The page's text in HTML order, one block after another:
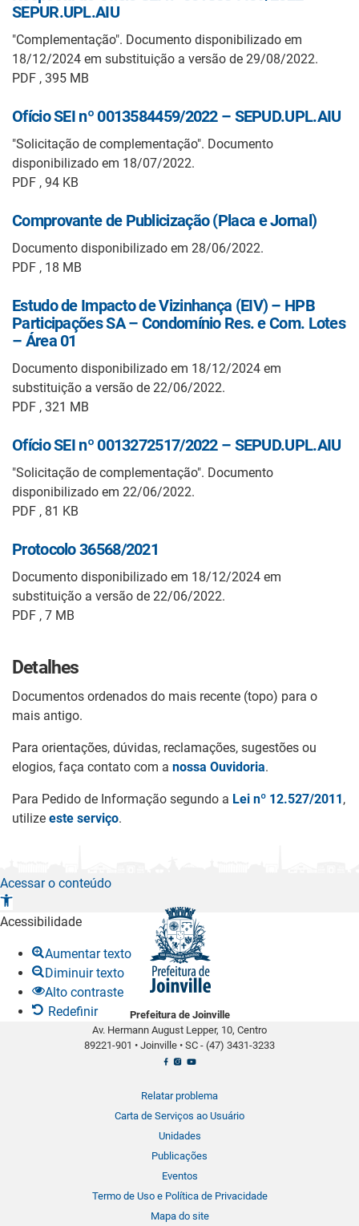
SEPUR.UPL.AIU
"Complementação". Documento disponibilizado em
18/12/2024 em substituição a versão de 29/08/2022.
PDF , 395 MB
Ofício SEI nº 0013584459/2022 – SEPUD.UPL.AIU
"Solicitação de complementação". Documento
disponibilizado em 18/07/2022.
PDF , 94 KB
Comprovante de Publicização (Placa e Jornal)
Documento disponibilizado em 28/06/2022.
PDF , 18 MB
Estudo de Impacto de Vizinhança (EIV) – HPB
Participações SA – Condomínio Res. e Com. Lotes
– Área 01
Documento disponibilizado em 18/12/2024 em
substituição a versão de 22/06/2022.
PDF , 321 MB
Ofício SEI nº 0013272517/2022 – SEPUD.UPL.AIU
"Solicitação de complementação". Documento
disponibilizado em 22/06/2022.
PDF , 81 KB
Protocolo 36568/2021
Documento disponibilizado em 18/12/2024 em
substituição a versão de 22/06/2022.
PDF , 7 MB
Detalhes
Documentos ordenados do mais recente (topo) para o
mais antigo.
Para orientações, dúvidas, reclamações, sugestões ou
elogios, faça contato com a nossa Ouvidoria.
Para Pedido de Informação segundo a Lei nº 12.527/2011,
utilize este serviço.
Prefeitura de Joinville
Av. Hermann August Lepper, 10, Centro
89221-901 • Joinville • SC - (47) 3431-3233
Relatar problema
Carta de Serviços ao Usuário
Unidades
Publicações
Eventos
Termo de Uso e Política de Privacidade
Mapa do site
Acessar o conteúdo
A
b
Acessibilidade
Aumentar texto
Diminuir texto
Alto contraste
Redefinir